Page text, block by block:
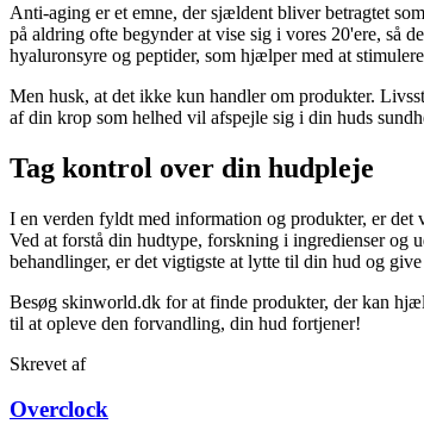
Anti-aging er et emne, der sjældent bliver betragtet
på aldring ofte begynder at vise sig i vores 20'ere, så
hyaluronsyre og peptider, som hjælper med at
Men husk, at det ikke kun handler om produkter.
af din krop som helhed vil afspejle sig i din huds
Tag kontrol over din hudpleje
I en verden fyldt med information og produkter, er
Ved at forstå din hudtype, forskning i ingredienser og
behandlinger, er det vigtigste at lytte til din hud og
Besøg skinworld.dk for at finde produkter, der kan
til at opleve den forvandling, din hud fortjener!
Skrevet af
Overclock